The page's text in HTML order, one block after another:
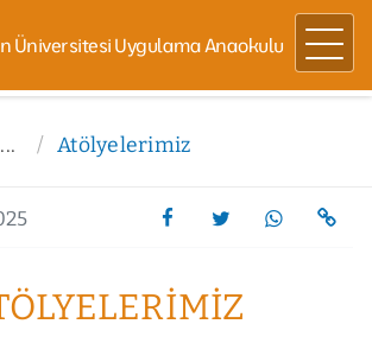
Üniversitesi Uygulama Anaokulu
... Atölyelerimiz